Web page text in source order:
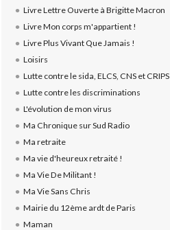
Livre Lettre Ouverte à Brigitte Macron
Livre Mon corps m'appartient !
Livre Plus Vivant Que Jamais !
Loisirs
Lutte contre le sida, ELCS, CNS et CRIPS
Lutte contre les discriminations
L'évolution de mon virus
Ma Chronique sur Sud Radio
Ma retraite
Ma vie d'heureux retraité !
Ma Vie De Militant !
Ma Vie Sans Chris
Mairie du 12ème ardt de Paris
Maman